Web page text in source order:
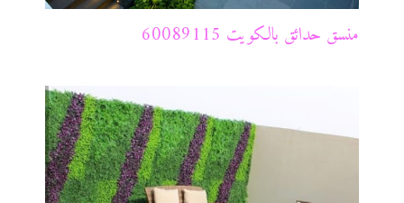
منسق حدائق بالكويت 60089115